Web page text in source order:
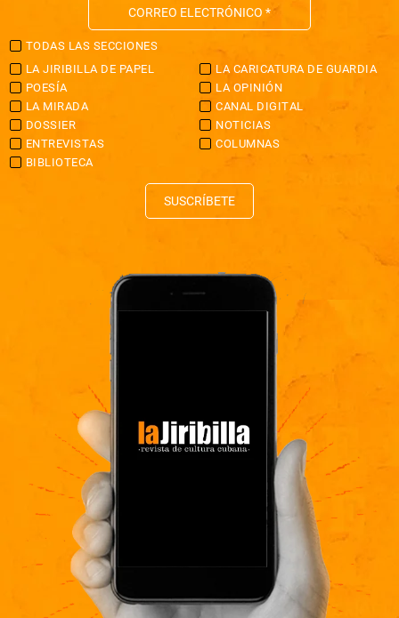
TODAS LAS SECCIONES
LA JIRIBILLA DE PAPEL
LA CARICATURA DE GUARDIA
POESÍA
LA OPINIÓN
LA MIRADA
CANAL DIGITAL
DOSSIER
NOTICIAS
ENTREVISTAS
COLUMNAS
BIBLIOTECA
SUSCRÍBETE